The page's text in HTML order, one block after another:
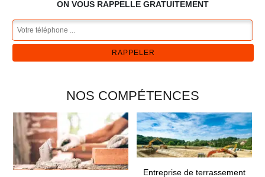
ON VOUS RAPPELLE GRATUITEMENT
NOS COMPÉTENCES
Entreprise de terrassement